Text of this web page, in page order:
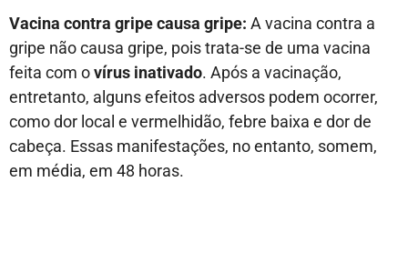
Vacina contra gripe causa gripe: A vacina contra a
gripe não causa gripe, pois trata-se de uma vacina
feita com ovírus inativado. Após a vacinação,
entretanto, alguns efeitos adversos podem ocorrer,
como dor local e vermelhidão, febre baixa e dor de
cabeça. Essas manifestações, no entanto, somem,
em média, em 48 horas.